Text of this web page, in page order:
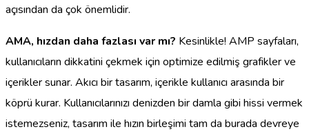
açısından da çok önemlidir.
AMA, hızdan daha fazlası var mı? Kesinlikle! AMP sayfaları,
kullanıcıların dikkatini çekmek için optimize edilmiş grafikler ve
içerikler sunar. Akıcı bir tasarım, içerikle kullanıcı arasında bir
köprü kurar. Kullanıcılarınızı denizden bir damla gibi hissi vermek
istemezseniz, tasarım ile hızın birleşimi tam da burada devreye